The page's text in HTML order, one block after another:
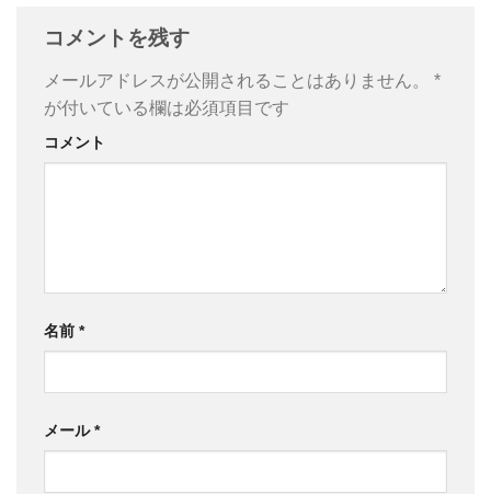
コメントを残す
メールアドレスが公開されることはありません。
*
が付いている欄は必須項目です
コメント
名前 *
メール*